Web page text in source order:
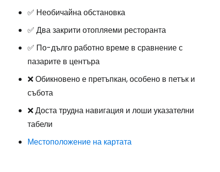
✅ Необичайна обстановка
✅ Два закрити отопляеми ресторанта
✅ По-дълго работно време в сравнение с
пазарите в центъра
❌ Обикновено е претъпкан, особено в петък и
събота
❌ Доста трудна навигация и лоши указателни
табели
Местоположение на картата